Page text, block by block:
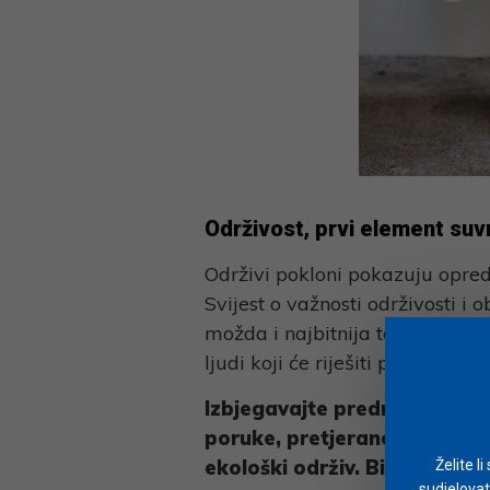
Održivost, prvi element
Održivi pokloni pokazuju
Svijest o važnosti održivosti i
možda i najbitnija tema
ljudi koji će riješiti problem,
Izbjegavajte predmete od
poruke, pretjeranost u
ekološki održiv. BirajteŽelite li